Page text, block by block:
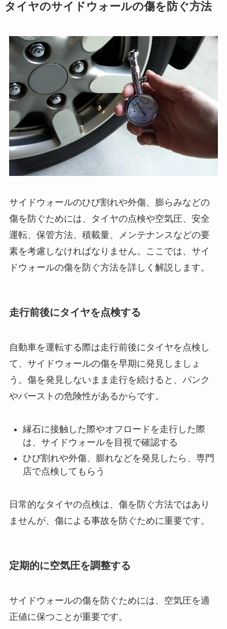
タイヤのサイドウォールの傷を防ぐ方法
サイドウォールのひび割れや外傷、膨らみなどの
傷を防ぐためには、タイヤの点検や空気圧、安全
運転、保管方法、積載量、メンテナンスなどの要
素を考慮しなければなりません。ここでは、サイ
ドウォールの傷を防ぐ方法を詳しく解説します。
走行前後にタイヤを点検する
自動車を運転する際は走行前後にタイヤを点検し
て、サイドウォールの傷を早期に発見しましょ
う。傷を発見しないまま走行を続けると、パンク
やバーストの危険性があるからです。
縁石に接触した際やオフロードを走行した際
は、サイドウォールを目視で確認する
ひび割れや外傷、膨れなどを発見したら、専門
店で点検してもらう
日常的なタイヤの点検は、傷を防ぐ方法ではあり
ませんが、傷による事故を防ぐために重要です。
定期的に空気圧を調整する
サイドウォールの傷を防ぐためには、空気圧を適
正値に保つことが重要です。